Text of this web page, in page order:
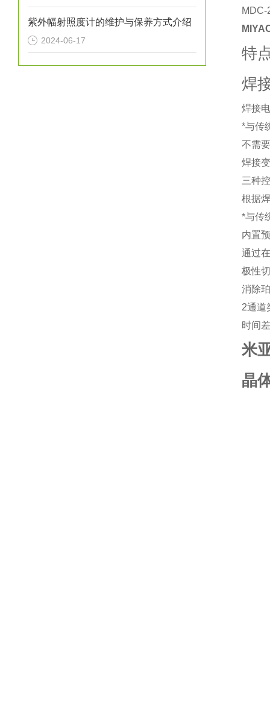
紫外幅射照度计的维护与保养方式介绍
2024-06-17
特
焊
焊接
*与传
不需
焊接
三种
根据
*与传
内置
通过
极性
消除
2通道
时间
米
晶